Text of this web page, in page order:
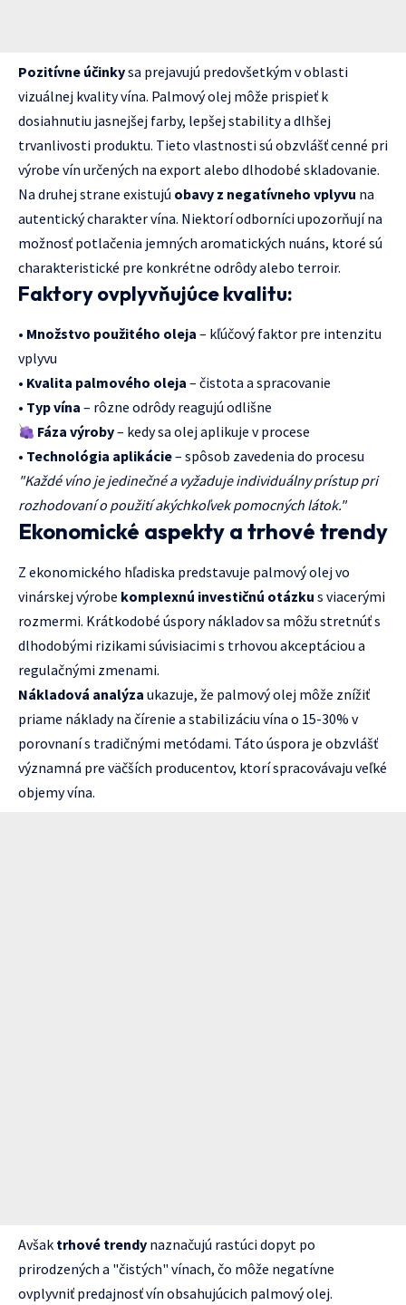
Pozitívne účinkysa prejavujú predovšetkým v oblasti
vizuálnej kvality vína. Palmový olej môže prispieť k
dosiahnutiu jasnejšej farby, lepšej stability a dlhšej
trvanlivosti produktu. Tieto vlastnosti sú obzvlášť cenné pri
výrobe vín určených na export alebo dlhodobé skladovanie.
Na druhej strane existujú obavy z negatívneho vplyvu na
autentický charakter vína. Niektorí odborníci upozorňují na
možnosť potlačenia jemných aromatických nuáns, ktoré sú
charakteristické pre konkrétne odrôdy alebo terroir.
Faktory ovplyvňujúce kvalitu:
• Množstvo použitého oleja – kľúčový faktor pre intenzitu
vplyvu
• Kvalita palmového oleja – čistota a spracovanie
• Typ vína – rôzne odrôdy reagujú odlišne
Fáza výroby– kedy sa olej aplikuje v procese
• Technológia aplikácie– spôsob zavedenia do procesu
"Každé víno je jedinečné a vyžaduje individuálny prístup pri
rozhodovaní o použití akýchkoľvek pomocných látok."
Ekonomické aspekty a trhové trendy
Z ekonomického hľadiska predstavuje palmový olej vo
vinárskej výrobe komplexnú investičnú otázku s viacerými
rozmermi. Krátkodobé úspory nákladov sa môžu stretnúť s
dlhodobými rizikami súvisiacimi s trhovou akceptáciou a
regulačnými zmenami.
Nákladová analýza ukazuje, že palmový olej môže znížiť
priame náklady na čírenie a stabilizáciu vína o 15-30% v
porovnaní s tradičnými metódami. Táto úspora je obzvlášť
významná pre väčších producentov, ktorí spracovávaju veľké
objemy vína.
Avšak trhové trendy naznačujú rastúci dopyt po
prirodzených a "čistých" vínach, čo môže negatívne
ovplyvniť predajnosť vín obsahujúcich palmový olej.